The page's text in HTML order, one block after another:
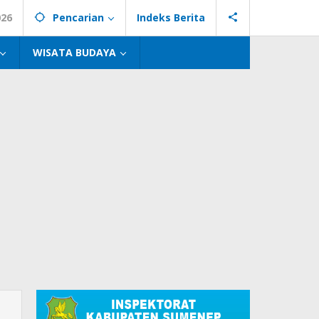
Pencarian Indeks Berita
WISATA BUDAYA